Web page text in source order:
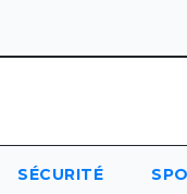
SÉCURITÉ